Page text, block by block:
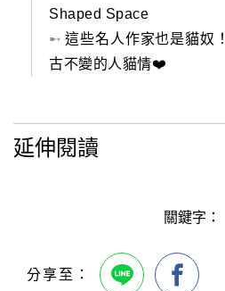
Shaped Space
➸這些名人作家也是貓奴
古不變的人貓情❤️
延伸閱讀
關鍵字：